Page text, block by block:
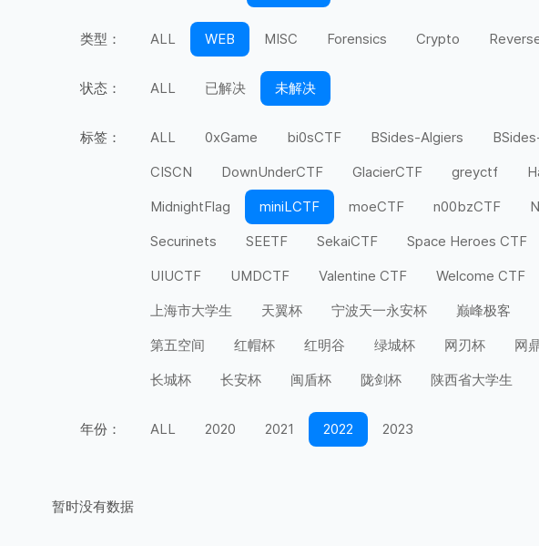
类型： ALL WEB MISC Forensics Crypto
状态： ALL 已解决 未解决
标签： ALL 0xGame bi0sCTF BSides-Algiers
CISCN
DownUnderCTF GlacierCTF greyctf
MidnightFlag
miniLCTF moeCTF n00bzCTF
Securinets
SEETF SekaiCTF Space Heroes CTF
UIUCTF
UMDCTF Valentine CTF Welcome CTF
上海市大学生
天翼杯 宁波天一永安杯 巅峰极客
第五空间
红帽杯 红明谷 绿城杯 网刃杯 网
长城杯
长安杯 闽盾杯 陇剑杯 陕西省大学生
年份： ALL 2020 2021 2022 2023
暂时没有数据